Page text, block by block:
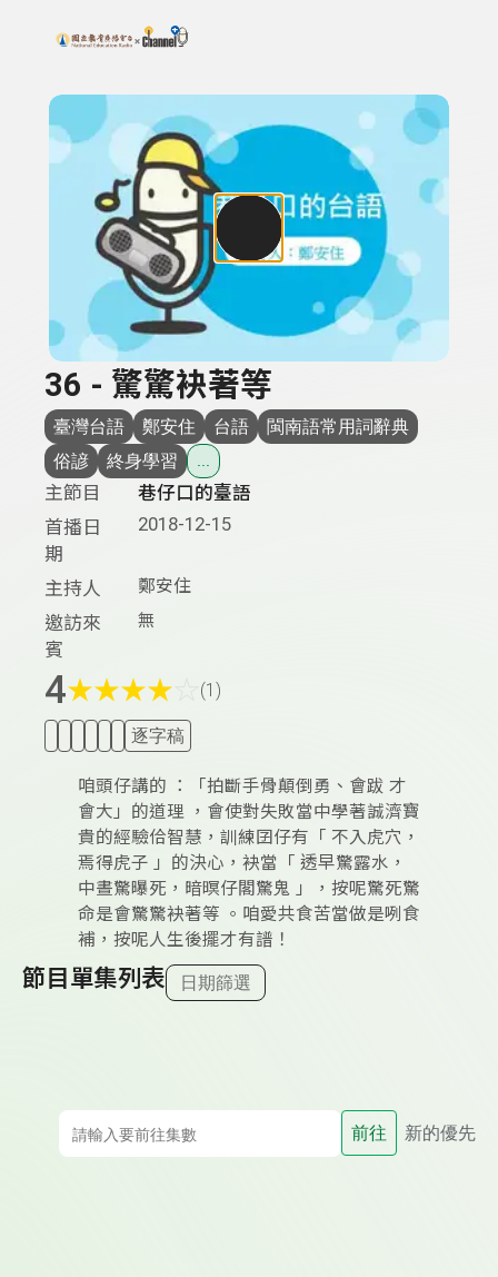
上方功能區塊
搜尋關鍵字：可輸入節目名稱、主持人或關鍵字
36 - 驚驚袂著等
臺灣台語 鄭安住 台語
閩南語常用詞辭典
俗諺
終身學習 ...
主節目
巷仔口的臺語
首播日
期
2018-12-15
主持人 鄭安住
邀訪來
賓
無
4★★★★ (1)
逐字稿
咱頭仔講的 ：「拍斷手骨顛倒勇、會跋 才
會大」的道理 ，會使對失敗當中學著誠濟寶
貴的經驗佮智慧，訓練囝仔有「 不入虎穴，
焉得虎子 」的決心，袂當「 透早驚露水，
中晝驚曝死，暗暝仔閣驚鬼 」，按呢驚死驚
命是會驚驚袂著等 。咱愛共食苦當做是咧食
補，按呢人生後擺才有譜！
節目單集列表 日期篩選
前往 新的優先